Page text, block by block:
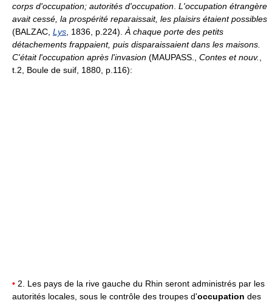
corps d'occupation; autorités d'occupation L'occupation étrangère
avait cessé, la prospérité reparaissait, les plaisirs étaient possibles
(BALZAC, Lys , 1836, p.224). À chaque porte des petits
détachements frappaient, puis disparaissaient dans les maisons.
C'était l'occupation après l'invasion (MAUPASS., Contes et nouv.
t.2, Boule de suif, 1880, p.116):
• 2. Les pays de la rive gauche du Rhin seront administrés par les
autorités locales, sous le contrôle des troupes d'occupation des